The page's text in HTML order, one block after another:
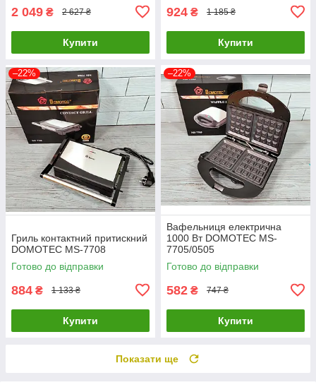
2 049 ₴ 2 627 ₴
Купити
924 ₴ 1 185 ₴
Купити
–22%
Гриль контактний притискний
DOMOTEC MS-7708
Готово до відправки
884 ₴ 1 133 ₴
Купити
–22%
Вафельниця електрична
1000 Вт DOMOTEC MS-
7705/0505
Готово до відправки
582 ₴ 747 ₴
Купити
Показати ще